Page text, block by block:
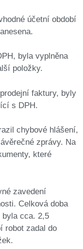
účetní období
byla vyplněna
položky.
faktury, byly
s DPH.
chybové hlášení,
zprávy. Na
které
zavedení
Celková doba
byla cca. 2,5
robot zadal do